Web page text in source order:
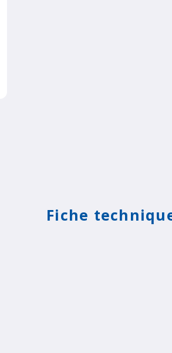
Fiche